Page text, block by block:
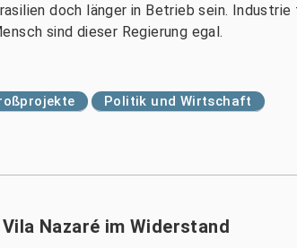
doch länger in Betrieb sein.
sind dieser Regierung egal.
Politik und Wirtschaft
Nazaré im Widerstand